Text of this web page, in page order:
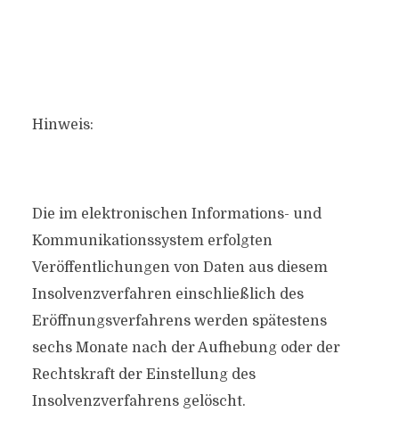
Hinweis:
Die im elektronischen Informations- und
Kommunikationssystem erfolgten
Veröffentlichungen von Daten aus diesem
Insolvenzverfahren einschließlich des
Eröffnungsverfahrens werden spätestens
sechs Monate nach der Aufhebung oder der
Rechtskraft der Einstellung des
Insolvenzverfahrens gelöscht.